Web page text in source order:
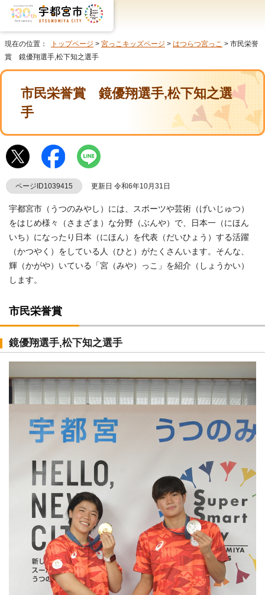
現在の位置： トップページ > 宮っこキッズページ > はつらつ宮っこ > 市民栄誉
賞 鏡優翔選手,松下知之選手
市民栄誉賞 鏡優翔選手,松下知之選
手
ページID1039415 更新日 令和6年10月31日
宇都宮市（うつのみやし）には、スポーツや芸術（げいじゅつ）
をはじめ様々（さまざま）な分野（ぶんや）で、日本一（にほん
いち）になったり日本（にほん）を代表（だいひょう）する活躍
（かつやく）をしている人（ひと）がたくさんいます。そんな、
輝（かがや）いている「宮（みや）っこ」を紹介（しょうかい）
します。
市民栄誉賞
鏡優翔選手,松下知之選手